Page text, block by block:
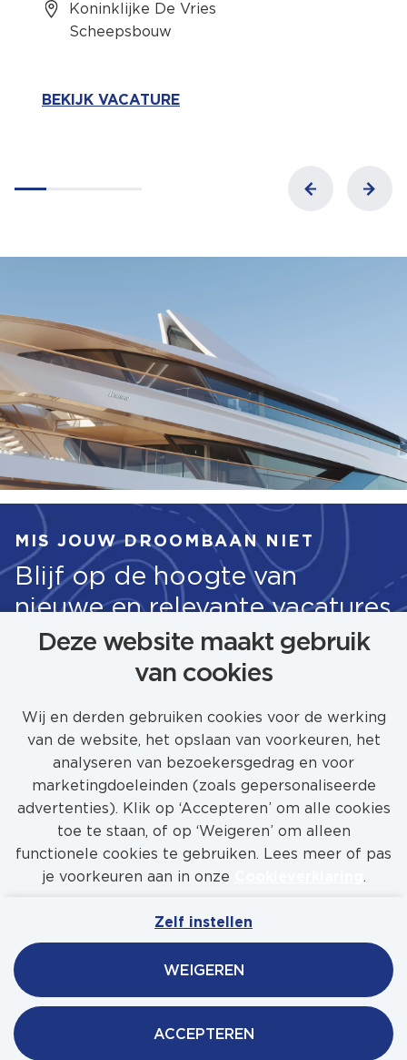
Deze website maakt gebruik
van cookies
Wij en derden gebruiken cookies voor de werking
van de website, het opslaan van voorkeuren, het
analyseren van bezoekersgedrag en voor
marketingdoeleinden (zoals gepersonaliseerde
advertenties). Klik op ‘Accepteren’ om alle cookies
toe te staan, of op ‘Weigeren’ om alleen
functionele cookies te gebruiken. Lees meer of pas
je voorkeuren aan in onze
.
Zelf instellen
WEIGEREN
ACCEPTEREN
Koninklijke De Vries
Scheepsbouw
BEKIJK VACATURE
MIS JOUW DROOMBAAN NIET
Blijf op de hoogte van
nieuwe en relevante vacatures
STEL JOB ALERT IN
Cookies